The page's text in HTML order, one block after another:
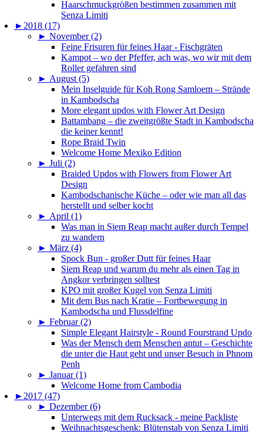
Haarschmuckgrößen bestimmen zusammen mit
Senza Limiti
► 2018 (17)
► November (2)
Feine Frisuren für feines Haar - Fischgräten
Kampot – wo der Pfeffer, ach was, wo wir mit dem
Roller gefahren sind
► August (5)
Mein Inselguide für Koh Rong Samloem – Strände
in Kambodscha
More elegant updos with Flower Art Design
Battambang – die zweitgrößte Stadt in Kambodscha
die keiner kennt!
Rope Braid Twin
Welcome Home Mexiko Edition
► Juli (2)
Braided Updos with Flowers from Flower Art
Design
Kambodschanische Küche – oder wie man all das
herstellt und selber kocht
► April (1)
Was man in Siem Reap macht außer durch Tempel
zu wandern
► März (4)
Spock Bun - großer Dutt für feines Haar
Siem Reap und warum du mehr als einen Tag in
Angkor verbringen solltest
KPO mit großer Kugel von Senza Limiti
Mit dem Bus nach Kratie – Fortbewegung in
Kambodscha und Flussdelfine
► Februar (2)
Simple Elegant Hairstyle - Round Fourstrand Updo
Was der Mensch dem Menschen antut – Geschichte
die unter die Haut geht und unser Besuch in Phnom
Penh
► Januar (1)
Welcome Home from Cambodia
► 2017 (47)
► Dezember (6)
Unterwegs mit dem Rucksack - meine Packliste
Weihnachtsgeschenk: Blütenstab von Senza Limiti